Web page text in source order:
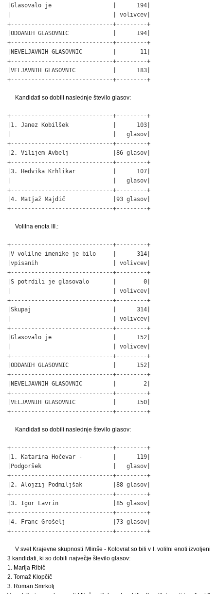
|Glasovalo je                  |      194|
|                              | volivcev|
+------------------------------+---------+
|ODDANIH GLASOVNIC             |      194|
+------------------------------+---------+
|NEVELJAVNIH GLASOVNIC         |       11|
+------------------------------+---------+
|VELJAVNIH GLASOVNIC           |      183|
+------------------------------+---------+
Kandidati so dobili naslednje število glasov:
+------------------------------+---------+
|1. Janez Kobilšek             |      103|
|                              |   glasov|
+------------------------------+---------+
|2. Vilijem Avbelj             |86 glasov|
+------------------------------+---------+
|3. Hedvika Krhlikar           |      107|
|                              |   glasov|
+------------------------------+---------+
|4. Matjaž Majdič              |93 glasov|
+------------------------------+---------+
Volilna enota III.:
+------------------------------+---------+
|V volilne imenike je bilo     |      314|
|vpisanih                      | volivcev|
+------------------------------+---------+
|S potrdili je glasovalo       |        0|
|                              | volivcev|
+------------------------------+---------+
|Skupaj                        |      314|
|                              | volivcev|
+------------------------------+---------+
|Glasovalo je                  |      152|
|                              | volivcev|
+------------------------------+---------+
|ODDANIH GLASOVNIC             |      152|
+------------------------------+---------+
|NEVELJAVNIH GLASOVNIC         |        2|
+------------------------------+---------+
|VELJAVNIH GLASOVNIC           |      150|
+------------------------------+---------+
Kandidati so dobili naslednje število glasov:
+------------------------------+---------+
|1. Katarina Hočevar -         |      119|
|Podgoršek                     |   glasov|
+------------------------------+---------+
|2. Alojzij Podmiljšak         |88 glasov|
+------------------------------+---------+
|3. Igor Lavrin                |85 glasov|
+------------------------------+---------+
|4. Franc Grošelj              |73 glasov|
+------------------------------+---------+
V svet Krajevne skupnosti Mlinše - Kolovrat so bili v I. volilni enoti izvoljeni
3 kandidati, ki so dobili največje število glasov:
1. Marija Ribič
2. Tomaž Klopčič
3. Roman Smrkolj